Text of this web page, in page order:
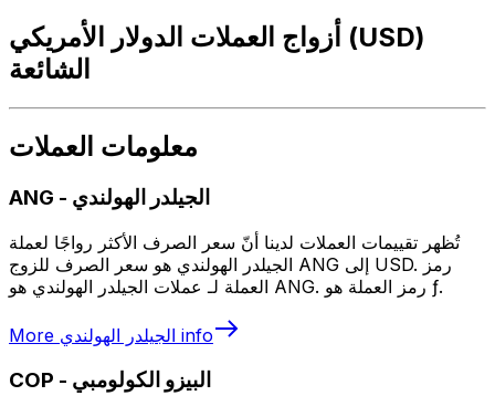
أزواج العملات الدولار الأمريكي (USD)
الشائعة
معلومات العملات
ANG - الجيلدر الهولندي
تُظهر تقييمات العملات لدينا أنّ سعر الصرف الأكثر رواجًا لعملة
الجيلدر الهولندي هو سعر الصرف للزوج ANG إلى USD. رمز
العملة لـ عملات الجيلدر الهولندي هو ANG. رمز العملة هو ƒ.
More الجيلدر الهولندي info
COP - البيزو الكولومبي